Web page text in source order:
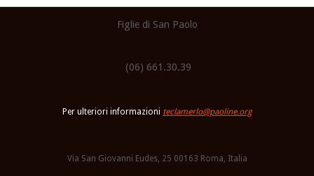
Figlie di San Paolo
(06) 661.30.39
Per ulteriori informazioni teclamerlo@paoline.org
Via San Giovanni Eudes, 25 00163 Roma, Italia